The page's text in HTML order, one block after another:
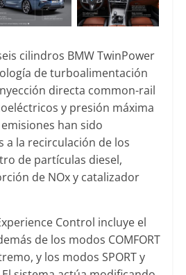
cilindros BMW TwinPower
de turboalimentación
directa common-rail
y presión máxima
han sido
a la recirculación de los
de partículas diesel,
de NOx y catalizador
Control incluye el
de los modos COMFORT
y los modos SPORT y